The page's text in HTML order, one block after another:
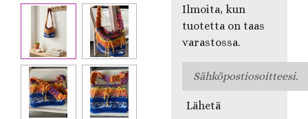
Ilmoita, kun
tuotetta on taas
varastossa.
Lähetä